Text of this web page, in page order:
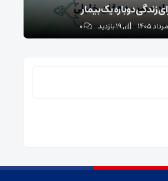
زندگی دوباره یک بیمار
19 بازدید ۰